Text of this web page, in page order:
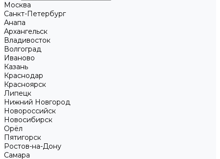
Москва
Санкт-Петербург
Анапа
Архангельск
Владивосток
Волгоград
Иваново
Казань
Краснодар
Красноярск
Липецк
Нижний Новгород
Новороссийск
Новосибирск
Орёл
Пятигорск
Ростов-на-Дону
Самара